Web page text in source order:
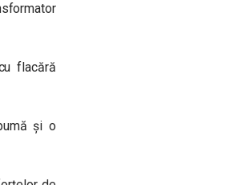
flacără
și o